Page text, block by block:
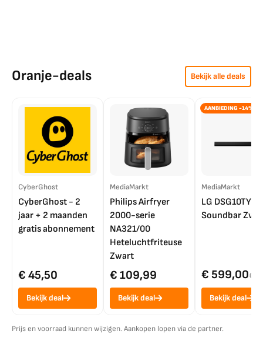
Oranje-deals Bekijk alle deals
CyberGhost
CyberGhost - 2
jaar + 2 maanden
gratis abonnement
€ 45,50
Bekijk deal
MediaMarkt
Philips Airfryer
2000-serie
NA321/00
Heteluchtfriteuse
Zwart
€ 109,99
Bekijk deal
AANBIEDING -14%
MediaMarkt
LG DSG10TY
Soundbar
€ 599,00€
Bekijk deal
Prijs en voorraad kunnen wijzigen. Aankopen lopen via de partner.